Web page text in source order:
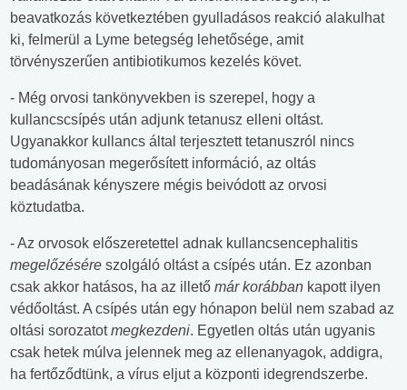
beavatkozás következtében gyulladásos reakció alakulhat
ki, felmerül a Lyme betegség lehetősége, amit
törvényszerűen antibiotikumos kezelés követ.
- Még orvosi tankönyvekben is szerepel, hogy a
kullancscsípés után adjunk tetanusz elleni oltást.
Ugyanakkor kullancs által terjesztett tetanuszról nincs
tudományosan megerősített információ, az oltás
beadásának kényszere mégis beivódott az orvosi
köztudatba.
- Az orvosok előszeretettel adnak kullancsencephalitis
megelőzésére szolgáló oltást a csípés után. Ez azonban
csak akkor hatásos, ha az illető már korábban kapott ilyen
védőoltást. A csípés után egy hónapon belül nem szabad az
oltási sorozatotmegkezdeni. Egyetlen oltás után ugyanis
csak hetek múlva jelennek meg az ellenanyagok, addigra,
ha fertőződtünk, a vírus eljut a központi idegrendszerbe.